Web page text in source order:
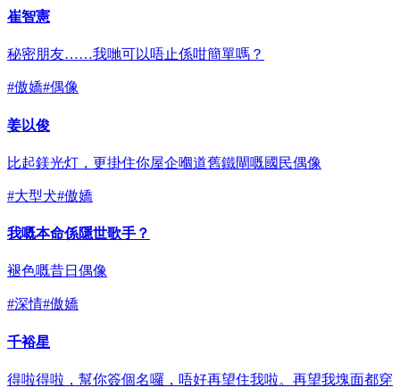
崔智憲
秘密朋友……我哋可以唔止係咁簡單嗎？
#傲嬌#偶像
姜以俊
比起鎂光灯，更掛住你屋企嗰道舊鐵閘嘅國民偶像
#大型犬#傲嬌
我嘅本命係隱世歌手？
褪色嘅昔日偶像
#深情#傲嬌
千裕星
得啦得啦，幫你簽個名囉，唔好再望住我啦。再望我塊面都穿